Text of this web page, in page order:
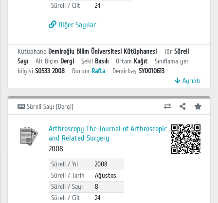
Süreli / Cilt
24
Diğer Sayılar
Kütüphane Demiroğlu Bilim Üniversitesi Kütüphanesi Tür Süreli
Sayı
Alt Biçim Dergi Şekil Basılı Ortam Kağıt
Sınıflama yer
bilgisi S0533 2008 Durum Rafta Demirbaş SY0010613
Ayrıntı
Süreli Sayı [Dergi]
Arthroscopy The Journal of Arthroscopic
and Related Surgery
2008
Süreli / Yıl
2008
Süreli / Tarih
Ağustos
Süreli / Sayı
8
Süreli / Cilt
24